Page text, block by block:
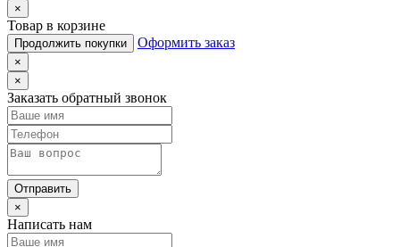
×
Товар в корзине
Продолжить покупки Оформить заказ
×
×
Заказать обратный звонок
Отправить
×
Написать нам